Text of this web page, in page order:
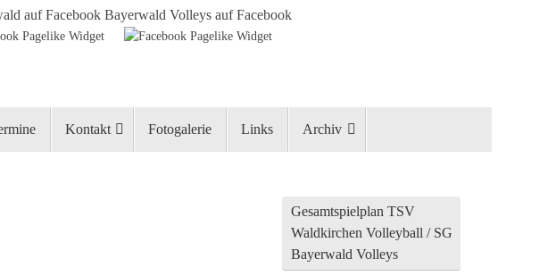
auf Facebook Bayerwald Volleys auf Facebook
Kontakt Fotogalerie Links Archiv
Gesamtspielplan TSV
Waldkirchen Volleyball / SG
Bayerwald Volleys